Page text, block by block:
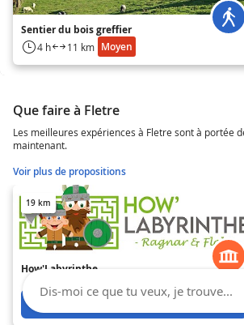
Sentier du bois greffier
4 h 11 km Moyen
Que faire à Fletre
Les meilleures expériences à Fletre sont à portée
maintenant.
Voir plus de propositions
19 km
How'Labyrinthe
Dis-moi ce que tu veux, je trouve...